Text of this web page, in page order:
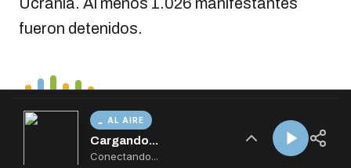
AL AIRE
Cargando...
Conectando...